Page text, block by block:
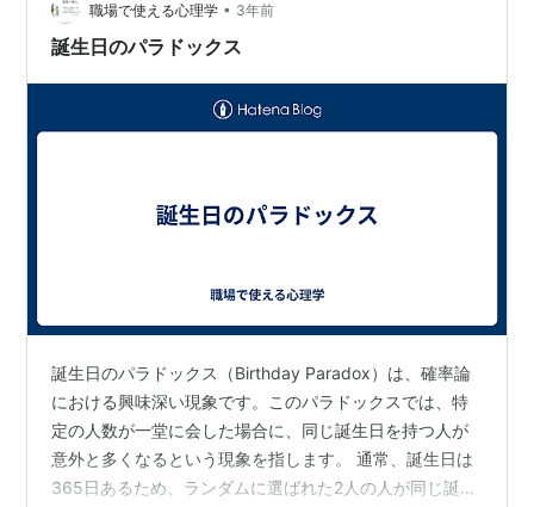
以下の4つのパターンで誕生日が被る確率をシミュレート
してみました： …
職場で使える心理学 • 3年前
誕生日のパラドックス
誕生日のパラドックス（Birthday Paradox）は、確率論
における興味深い現象です。このパラドックスでは、特
定の人数が一堂に会した場合に、同じ誕生日を持つ人が
意外と多くなるという現象を指します。 通常、誕生日は
365日あるため、ランダムに選ばれた2人の人が同じ誕生